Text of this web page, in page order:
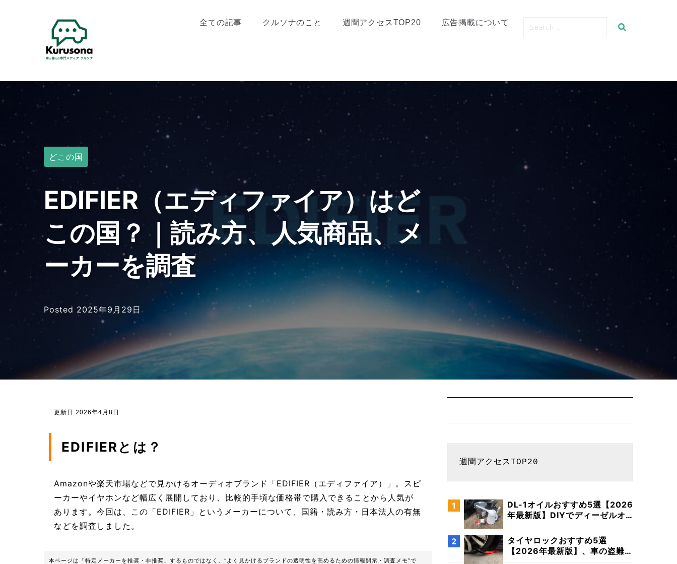
全ての記事 クルソナのこと 週間アクセスTOP20 広告掲載について
どこの国
EDIFIER（エディファイア）はど
この国？｜読み方、人気商品、メ
ーカーを調査
Posted 2025年9月29日
更新日 2026年4月8日
EDIFIERとは？
Amazonや楽天市場などで見かけるオーディオブランド「EDIFIER（エディファイア）」。スピ
ーカーやイヤホンなど幅広く展開しており、比較的手頃な価格帯で購入できることから人気が
あります。今回は、この「EDIFIER」というメーカーについて、国籍・読み方・日本法人の有無
などを調査しました。
本ページは「特定メーカーを推奨・非推奨」するものではなく、“よく見かけるブランドの透明性を高めるための情報開示・調査メモ”で
週間アクセスTOP20
DL-1オイルおすすめ5選【2026
年最新版】DIYでディーゼルオ
タイヤロックおすすめ5選
【2026年最新版】、車の盗難防